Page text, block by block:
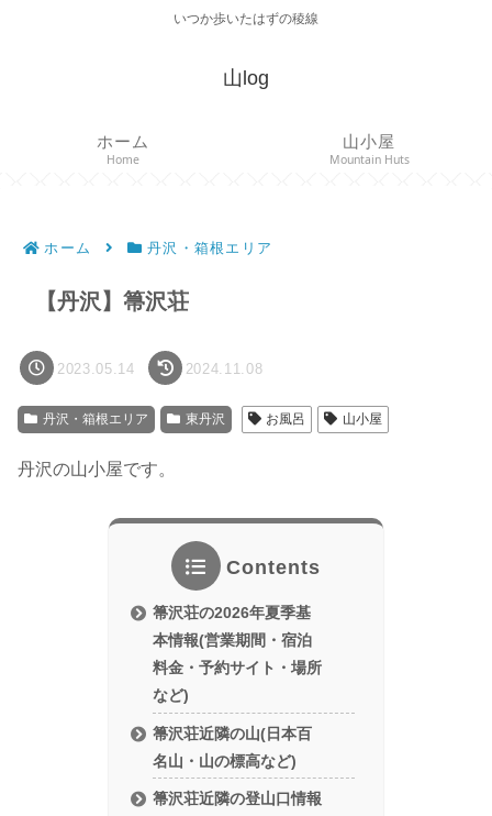
いつか歩いたはずの稜線
山log
ホーム
Home
山小屋
Mountain Huts
ホーム 丹沢・箱根エリア
【丹沢】箒沢荘
2023.05.14 2024.11.08
丹沢・箱根エリア 東丹沢 お風呂 山小屋
丹沢の山小屋です。
Contents
箒沢荘の2026年夏季基
本情報(営業期間・宿泊
料金・予約サイト・場所
など)
箒沢荘近隣の山(日本百
名山・山の標高など)
箒沢荘近隣の登山口情報